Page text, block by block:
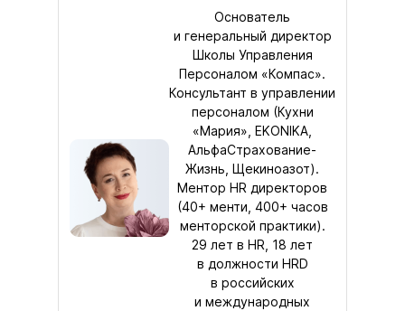
Основатель
и генеральный директор
Школы Управления
Персоналом «Компас».
Консультант в управлении
персоналом (Кухни
«Мария», EKONIKA,
АльфаСтрахование-
Жизнь, Щекиноазот).
Ментор HR директоров
(40+ менти, 400+ часов
менторской практики).
29 лет в HR, 18 лет
в должности HRD
в российских
и международных